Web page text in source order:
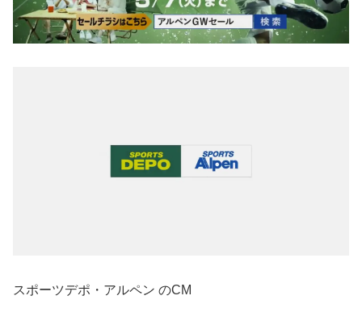
スポーツデポ・アルペン のCM